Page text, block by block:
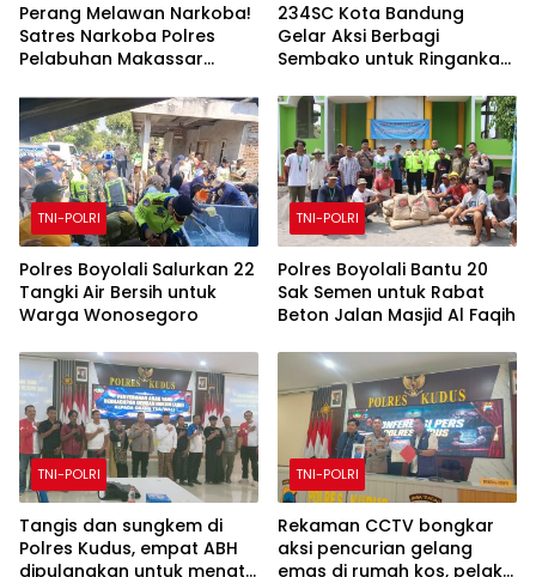
Perang Melawan Narkoba!
Satres Narkoba Polres
Pelabuhan Makassar
Pelaku Ditangkap
234SC Kota Bandung
Gelar Aksi Berbagi
Sembako untuk Ringankan
TNI-POLRI
Polres Boyolali Salurkan 22
Tangki Air Bersih untuk
Warga Wonosegoro
TNI-POLRI
Polres Boyolali Bantu 20
Sak Semen untuk Rabat
Beton Jalan Masjid Al Faqih
TNI-POLRI
Tangis dan sungkem di
Polres Kudus, empat ABH
dipulangkan untuk menata
TNI-POLRI
Rekaman CCTV bongkar
aksi pencurian gelang
emas di rumah kos, pelaku